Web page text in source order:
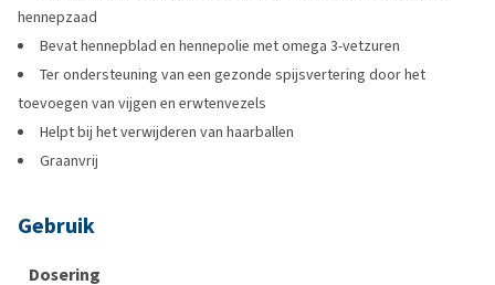
hennepzaad
Bevat hennepblad en hennepolie met omega 3-vetzuren
Ter ondersteuning van een gezonde spijsvertering door het
toevoegen van vijgen en erwtenvezels
Helpt bij het verwijderen van haarballen
Graanvrij
Gebruik
Dosering